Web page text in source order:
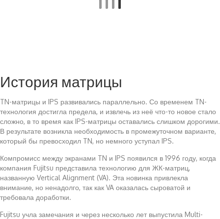
История матрицы
TN-матрицы и IPS развивались параллельно. Со временем TN-
технология достигла предела, и извлечь из неё что-то новое стало
сложно, в то время как IPS-матрицы оставались слишком дорогими.
В результате возникла необходимость в промежуточном варианте,
который бы превосходил TN, но немного уступал IPS.
Компромисс между экранами TN и IPS появился в 1996 году, когда
компания Fujitsu представила технологию для ЖК-матриц,
названную Vertical Alignment (VA). Эта новинка привлекла
внимание, но ненадолго, так как VA оказалась сыроватой и
требовала доработки.
Fujitsu учла замечания и через несколько лет выпустила Multi-